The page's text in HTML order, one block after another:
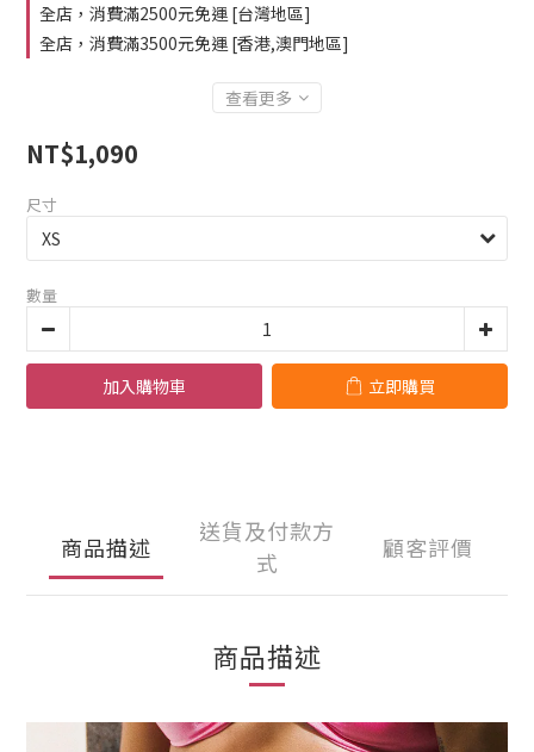
全店，消費滿2500元免運 [台灣地區]
全店，消費滿3500元免運 [香港,澳門地區]
查看更多
NT$1,090
尺寸
數量
加入購物車 立即購買
商品描述
送貨及付款方
式
顧客評價
商品描述